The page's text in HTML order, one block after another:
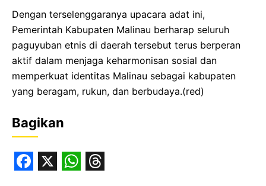
Dengan terselenggaranya upacara adat ini,
Pemerintah Kabupaten Malinau berharap seluruh
paguyuban etnis di daerah tersebut terus berperan
aktif dalam menjaga keharmonisan sosial dan
memperkuat identitas Malinau sebagai kabupaten
yang beragam, rukun, dan berbudaya.(red)
Bagikan